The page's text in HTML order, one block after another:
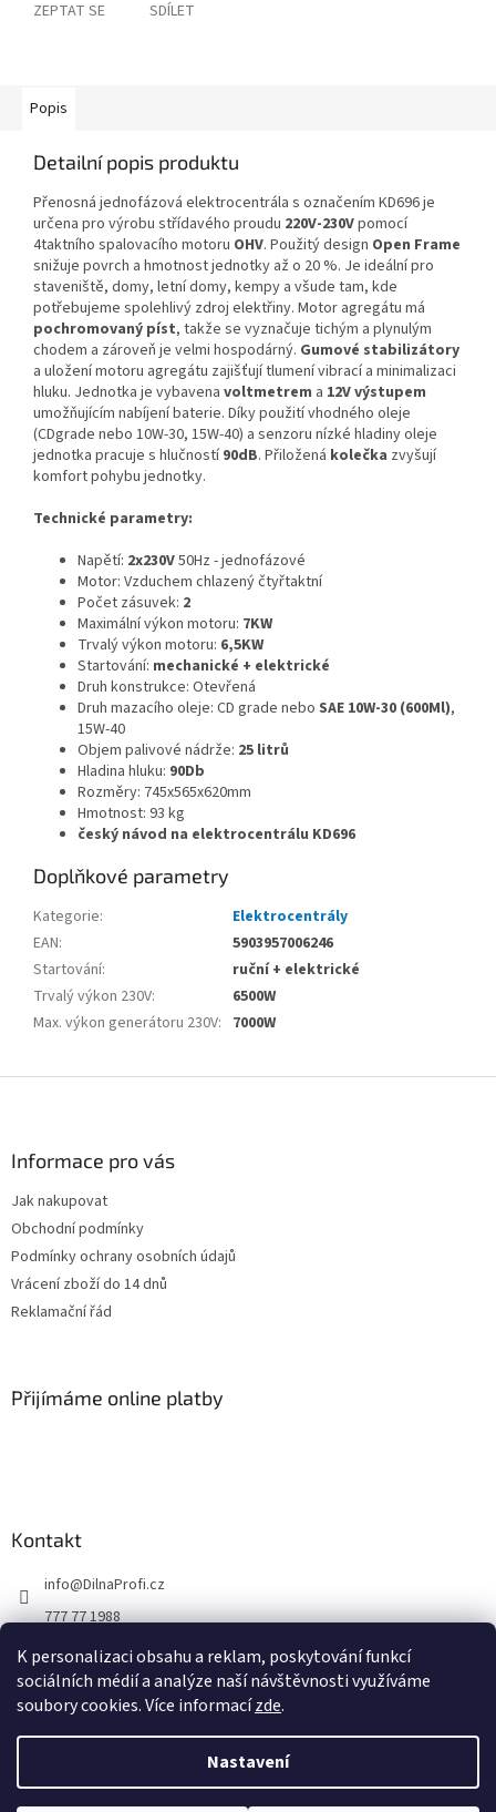
K personalizaci obsahu a reklam, poskytování funkcí
sociálních médií a analýze naší návštěvnosti využíváme
soubory cookies. Více informacízde.
Nastavení
ZEPTAT SE SDÍLET
Popis
Detailní popis produktu
Přenosná jednofázová elektrocentrála s označením KD696 je
určena pro výrobu střídavého proudu 220V-230Vpomocí
4taktního spalovacího motoru OHV. Použitý design Open Frame
snižuje povrch a hmotnost jednotky až o 20 %. Je ideální pro
staveniště, domy, letní domy, kempy a všude tam, kde
potřebujeme spolehlivý zdroj elektřiny. Motor agregátu má
pochromovaný píst, takže se vyznačuje tichým a plynulým
chodem a zároveň je velmi hospodárný. Gumové stabilizátory
a uložení motoru agregátu zajišťují tlumení vibrací a minimalizaci
hluku. Jednotka je vybavena voltmetrem a 12V výstupem
umožňujícím nabíjení baterie. Díky použití vhodného oleje
(CDgrade nebo 10W-30, 15W-40) a senzoru nízké hladiny oleje
jednotka pracuje s hlučností90dB. Přiložená kolečka zvyšují
komfort pohybu jednotky.
Technické parametry:
Napětí: 2x230V50Hz - jednofázové
Motor: Vzduchem chlazený čtyřtaktní
Počet zásuvek: 2
Maximální výkon motoru: 7KW
Trvalý výkon motoru: 6,5KW
Startování: mechanické + elektrické
Druh konstrukce: Otevřená
Druh mazacího oleje: CD grade nebo SAE 10W-30 (600Ml),
15W-40
Objem palivové nádrže: 25 litrů
Hladina hluku: 90Db
Rozměry: 745x565x620mm
Hmotnost: 93 kg
český návod na elektrocentrálu KD696
Doplňkové parametry
Kategorie:
Elektrocentrály
EAN:
5903957006246
Startování:
ruční + elektrické
Trvalý výkon 230V:
6500W
Max. výkon generátoru 230V: 7000W
Informace pro vás
Jak nakupovat
Obchodní podmínky
Podmínky ochrany osobních údajů
Vrácení zboží do 14 dnů
Reklamační řád
Přijímáme online platby
Kontakt
info@DilnaProfi.cz
777 77 1988